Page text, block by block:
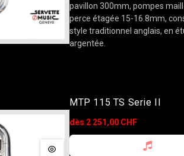
pavillon 300mm, pompes
perce étagée 15-16.8mm,
style traditionnel anglais, en
argentée.
MTP 115 TS Serie II
dès 2 251,00 CHF